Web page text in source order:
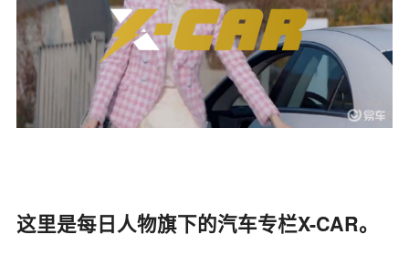
这里是每日人物旗下的汽车专栏X-CAR。